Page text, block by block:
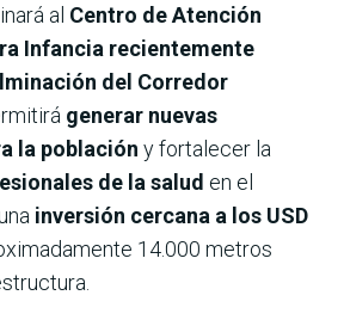
al Centro de Atención
Infancia recientemente
del Corredor
generar nuevas
la población y fortalecer la
de la salud en el
inversión cercana a los USD
14.000 metros